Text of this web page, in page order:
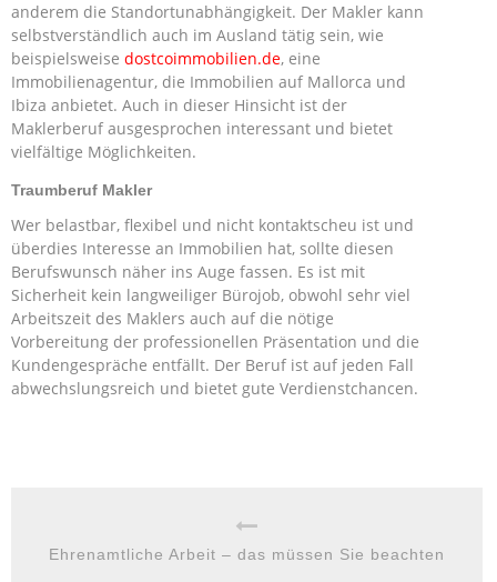
anderem die Standortunabhängigkeit. Der Makler kann
selbstverständlich auch im Ausland tätig sein, wie
beispielsweise dostcoimmobilien.de, eine
Immobilienagentur, die Immobilien auf Mallorca und
Ibiza anbietet. Auch in dieser Hinsicht ist der
Maklerberuf ausgesprochen interessant und bietet
vielfältige Möglichkeiten.
Traumberuf Makler
Wer belastbar, flexibel und nicht kontaktscheu ist und
überdies Interesse an Immobilien hat, sollte diesen
Berufswunsch näher ins Auge fassen. Es ist mit
Sicherheit kein langweiliger Bürojob, obwohl sehr viel
Arbeitszeit des Maklers auch auf die nötige
Vorbereitung der professionellen Präsentation und die
Kundengespräche entfällt. Der Beruf ist auf jeden Fall
abwechslungsreich und bietet gute Verdienstchancen.
Ehrenamtliche Arbeit – das müssen Sie beachten